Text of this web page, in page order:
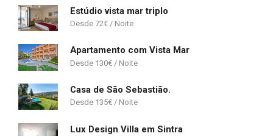
Estúdio vista mar triplo
72€
Apartamento com Vista Mar
130€
Casa de São Sebastião.
135€
Lux Design Villa em Sintra